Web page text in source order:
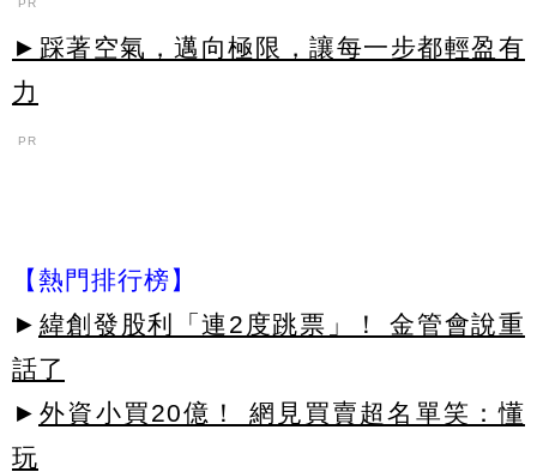
PR
►踩著空氣，邁向極限，讓每一步都輕盈有
力
PR
【熱門排行榜】
► 緯創發股利「連2度跳票」！ 金管會說重
話了
► 外資小買20億！ 網見買賣超名單笑：懂
玩